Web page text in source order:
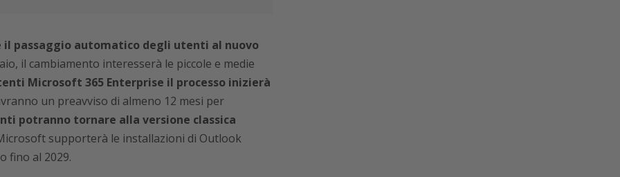
il passaggio automatico degli utenti al nuovo
il cambiamento interesserà le piccole e medie
Microsoft 365 Enterprise il processo inizierà
un preavviso di almeno 12 mesi per
potranno tornare alla versione classica
supporterà le installazioni di Outlook
fino al 2029.